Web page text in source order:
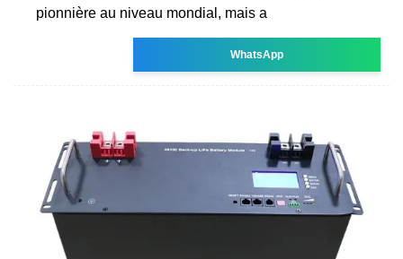
pionnière au niveau mondial, mais a
WhatsApp